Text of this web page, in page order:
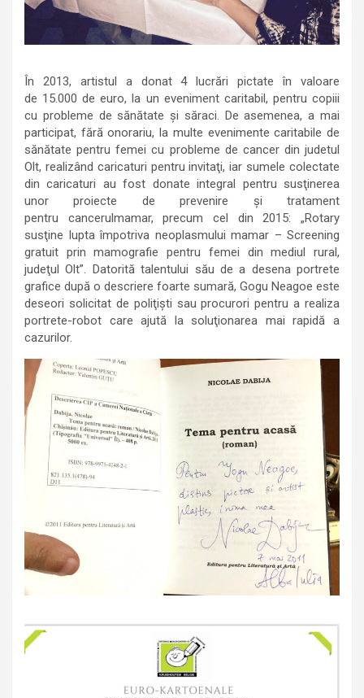
În 2013, artistul a donat 4 lucrări pictate în valoare
de 15.000 de euro, la un eveniment caritabil, pentru copiii
cu probleme de sănătate şi săraci. De asemenea, a mai
participat, fără onorariu, la multe evenimente caritabile de
sănătate pentru femei cu probleme de cancer din judetul
Olt, realizând caricaturi pentru invitaţi, iar sumele colectate
din caricaturi au fost donate integral pentru susţinerea
unor proiecte de prevenire şi tratament
pentru cancerulmamar, precum cel din 2015: „Rotary
susţine lupta împotriva neoplasmului mamar – Screening
gratuit prin mamografie pentru femei din mediul rural,
judeţul Olt”. Datorită talentului său de a desena portrete
grafice după o descriere foarte sumară, Gogu Neagoe este
deseori solicitat de poliţişti sau procurori pentru a realiza
portrete-robot care ajută la soluţionarea mai rapidă a
cazurilor.